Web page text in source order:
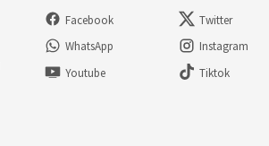
Facebook Twitter
WhatsApp
Instagram
Youtube
Tiktok